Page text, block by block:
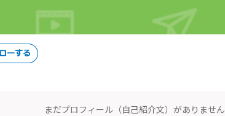
まだプロフィール（自己紹介文）がありません